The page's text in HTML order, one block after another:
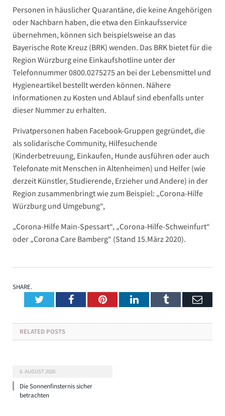
Personen in häuslicher Quarantäne, die keine Angehörigen
oder Nachbarn haben, die etwa den Einkaufsservice
übernehmen, können sich beispielsweise an das
Bayerische Rote Kreuz (BRK) wenden. Das BRK bietet für die
Region Würzburg eine Einkaufshotline unter der
Telefonnummer 0800.0275275 an bei der Lebensmittel und
Hygieneartikel bestellt werden können. Nähere
Informationen zu Kosten und Ablauf sind ebenfalls unter
dieser Nummer zu erhalten.
Privatpersonen haben Facebook-Gruppen gegründet, die
als solidarische Community, Hilfesuchende
(Kinderbetreuung, Einkaufen, Hunde ausführen oder auch
Telefonate mit Menschen in Altenheimen) und Helfer (wie
derzeit Künstler, Studierende, Erzieher und Andere) in der
Region zusammenbringt wie zum Beispiel: „Corona-Hilfe
Würzburg und Umgebung“,
„Corona-Hilfe Main-Spessart“, „Corona-Hilfe-Schweinfurt“
oder „Corona Care Bamberg“ (Stand 15.März 2020).
SHARE.
TwitterFacebookPinterestLinkedInTumblr
RELATED POSTS
6. AUGUST 2026
Die Sonnenfinsternis sicher
betrachten